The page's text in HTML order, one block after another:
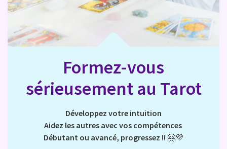
Formez-vous
sérieusement au Tarot
Développez votre intuition
Aidez les autres avec vos compétences
Débutant ou avancé, progressez !! 🤗💜